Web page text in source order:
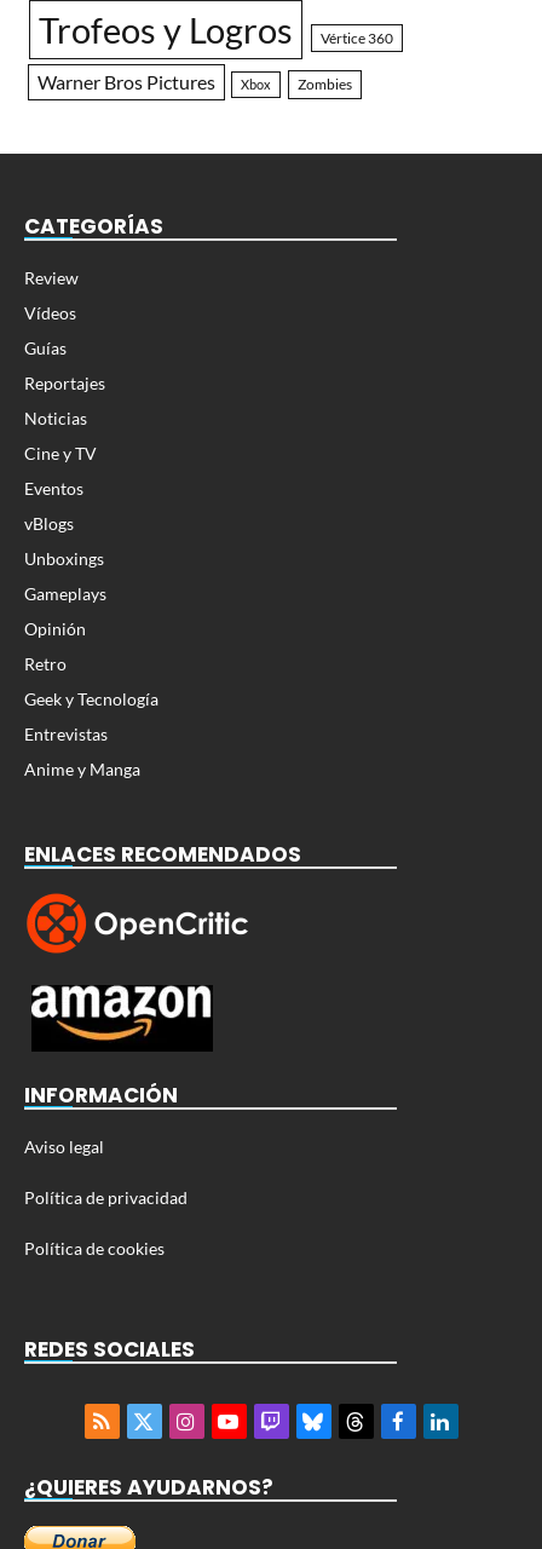
Trofeos y Logros Vértice 360
Warner Bros Pictures Xbox Zombies
CATEGORÍAS
Review
Vídeos
Guías
Reportajes
Noticias
Cine y TV
Eventos
vBlogs
Unboxings
Gameplays
Opinión
Retro
Geek y Tecnología
Entrevistas
Anime y Manga
ENLACES RECOMENDADOS
INFORMACIÓN
Aviso legal
Política de privacidad
Política de cookies
REDES SOCIALES
RSS
X
InstagramYouTubeTwitchBlueskyThreadsFacebookLinkedIn
¿QUIERES AYUDARNOS?